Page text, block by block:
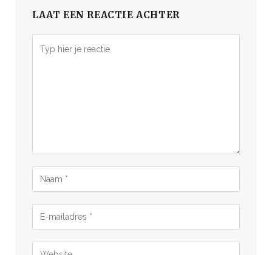
LAAT EEN REACTIE ACHTER